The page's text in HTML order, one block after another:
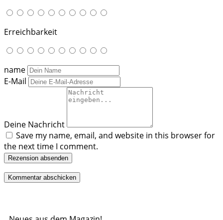
Erreichbarkeit
name
E-Mail
Deine Nachricht
Save my name, email, and website in this browser for
the next time I comment.
Rezension absenden